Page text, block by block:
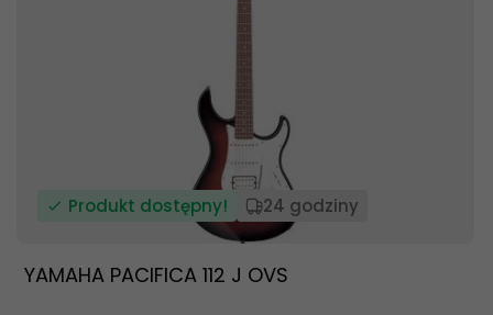
Produkt dostępny! 24 godziny
YAMAHA PACIFICA 112 J OVS